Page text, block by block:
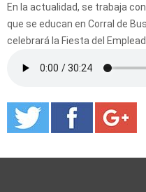
En la actualidad, se trabaja
que se educan en Corral de
celebrará la Fiesta del